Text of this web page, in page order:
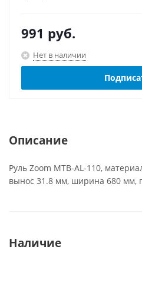
991 руб.
Нет в наличии
Описание
Руль Zoom MTB-AL-110,
вынос 31.8 мм, ширина 680 мм,
Наличие